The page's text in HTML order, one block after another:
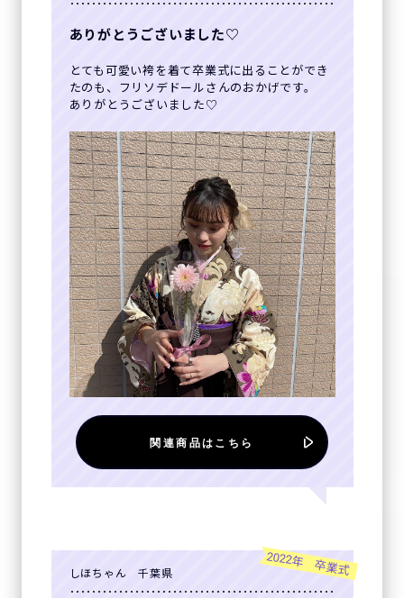
ありがとうございました♡
とても可愛い袴を着て卒業式に出ることができ
たのも、フリソデドールさんのおかげです。
ありがとうございました♡
関連商品はこちら
2022年 卒業式
しほちゃん 千葉県